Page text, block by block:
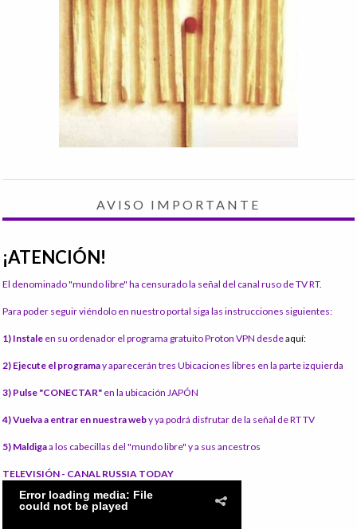
AVISO IMPORTANTE
¡ATENCIÓN!
El denominado "mundo libre" ha censurado la señal del canal ruso de TV RT.
Para poder seguir viéndolo en nuestro portal siga las instrucciones siguientes:
1) Instale en su ordenador el programa gratuito Proton VPN desdeaquí:
2) Ejecute el programay aparecerán tres Ubicaciones libres en la parte izquierda
3) Pulse "CONECTAR" en la ubicación JAPÓN
4) Vuelva a entrar en nuestra weby ya podrá disfrutar de la señal de RT TV
5) Maldigaa los cabecillas del "mundo libre" y a sus ancestros
TELEVISIÓN - CANAL RUSSIA TODAY